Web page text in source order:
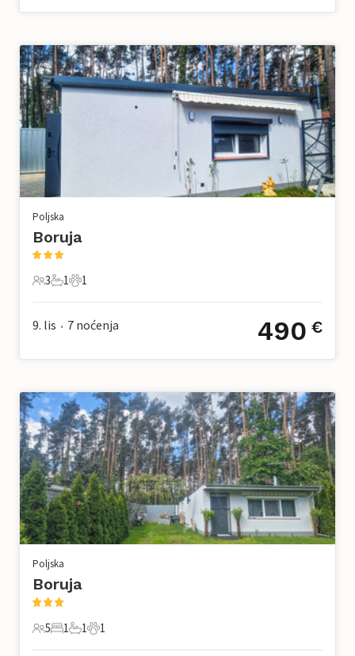
Poljska
Boruja
3 Gosti
3
1 Kupaonica
1
1 Kućni ljubimac
1
9. lis • 7 noćenja 490 €
Poljska
Boruja
5 Gosti
5
1 Spavaća soba
1
1 Kupaonica
1
1 Kućni ljubimac
1